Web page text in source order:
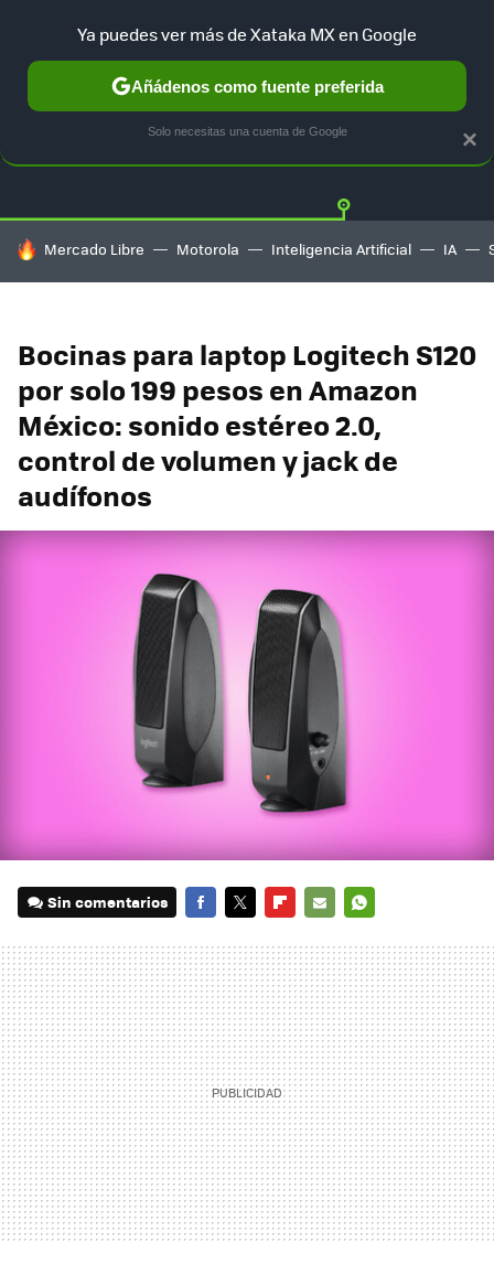
GUÍA DE COMPRAS MERCADO LIBRE
HOY SE HABLA DE
Mercado Libre Motorola Inteligencia Artificial IA
Bocinas para laptop Logitech S120
por solo 199 pesos en Amazon
México: sonido estéreo 2.0,
control de volumen y jack de
audífonos
Sin comentarios
MAIL
×
Ya puedes ver más de Xataka MX en Google
Añádenos como fuente preferida
Solo necesitas una cuenta de Google